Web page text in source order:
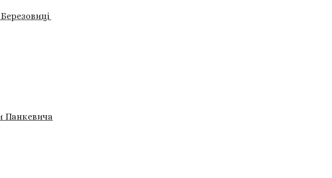
Панкевича